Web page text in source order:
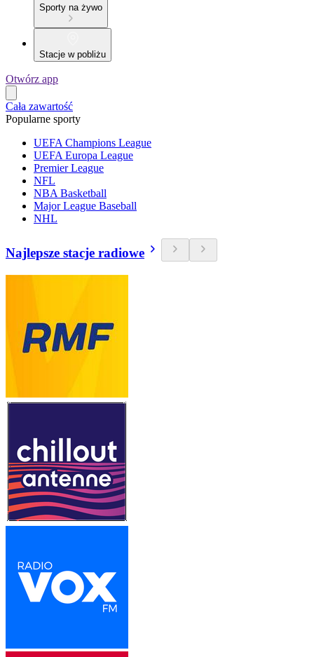
Sporty na żywo
Stacje w pobliżu
Otwórz app
Cała zawartość
Popularne sporty
UEFA Champions League
UEFA Europa League
Premier League
NFL
NBA Basketball
Major League Baseball
NHL
Najlepsze stacje radiowe